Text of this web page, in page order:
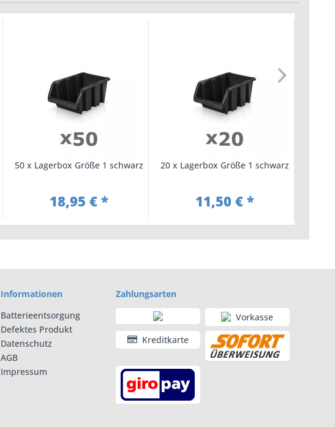
50 x Lagerbox Größe 1 schwarz
18,95 € *
20 x Lagerbox Größe 1 schwarz
11,50 € *
Informationen
Batterieentsorgung
Defektes Produkt
Datenschutz
AGB
Impressum
Zahlungsarten
Vorkasse
Kreditkarte